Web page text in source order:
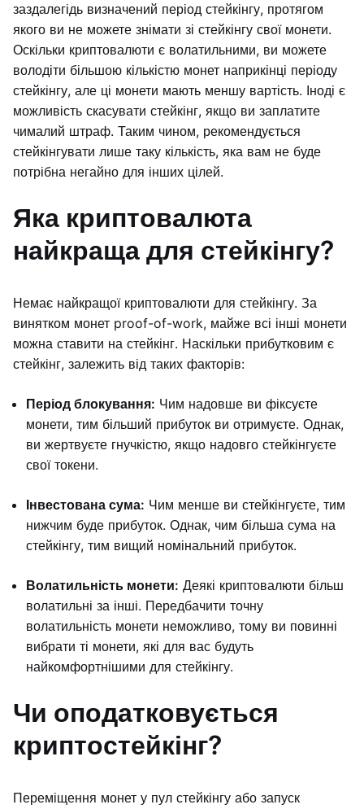
заздалегідь визначений період стейкінгу, протягом
якого ви не можете знімати зі стейкінгу свої монети.
Оскільки криптовалюти є волатильними, ви можете
володіти більшою кількістю монет наприкінці періоду
стейкінгу, але ці монети мають меншу вартість. Іноді є
можливість скасувати стейкінг, якщо ви заплатите
чималий штраф. Таким чином, рекомендується
стейкінгувати лише таку кількість, яка вам не буде
потрібна негайно для інших цілей.
Яка криптовалюта
найкраща для стейкінгу?
Немає найкращої криптовалюти для стейкінгу. За
винятком монет proof-of-work, майже всі інші монети
можна ставити на стейкінг. Наскільки прибутковим є
стейкінг, залежить від таких факторів:
Період блокування: Чим надовше ви фіксуєте
монети, тим більший прибуток ви отримуєте. Однак,
ви жертвуєте гнучкістю, якщо надовго стейкінгуєте
свої токени.
Інвестована сума: Чим менше ви стейкінгуєте, тим
нижчим буде прибуток. Однак, чим більша сума на
стейкінгу, тим вищий номінальний прибуток.
Волатильність монети: Деякі криптовалюти більш
волатильні за інші. Передбачити точну
волатильність монети неможливо, тому ви повинні
вибрати ті монети, які для вас будуть
найкомфортнішими для стейкінгу.
Чи оподатковується
криптостейкінг?
Переміщення монет у пул стейкінгу або запуск